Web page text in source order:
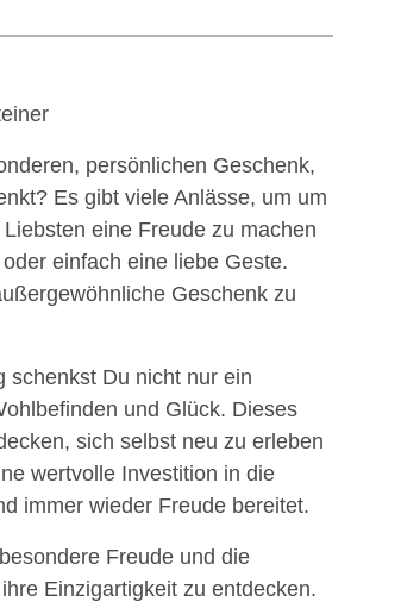
persönlichen Geschenk,
Es gibt viele Anlässe, um um
eine Freude zu machen
einfach eine liebe Geste.
Geschenk zu
schenkst Du nicht nur ein
und Glück. Dieses
sich selbst neu zu erleben
wertvolle Investition in die
immer wieder Freude bereitet.
Freude und die
Einzigartigkeit zu entdecken.